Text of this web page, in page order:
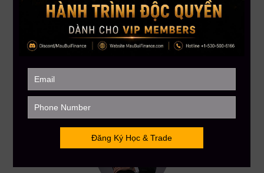
——————–
MAU BUI FINANCE
– Với sứ mệnh giúp hàng triệu người Việt
toàn cầu hiểu biết hơn về đầu tư tài chánh
Hotline: 866.212.3389
Tham gia Discord VIP Group
tại đây